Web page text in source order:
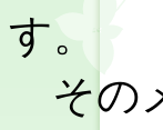
す。
その